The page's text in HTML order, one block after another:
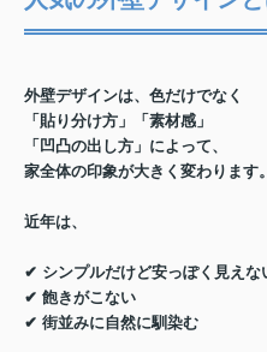
外壁デザインは、 色だけでなく
「貼り分け方」「素材感」
「凹凸の出し方」によって、
家全体の印象が大きく変わります。
近年は、
✔ シンプルだけど安っぽく見えな
✔ 飽きがこない
✔ 街並みに自然に馴染む